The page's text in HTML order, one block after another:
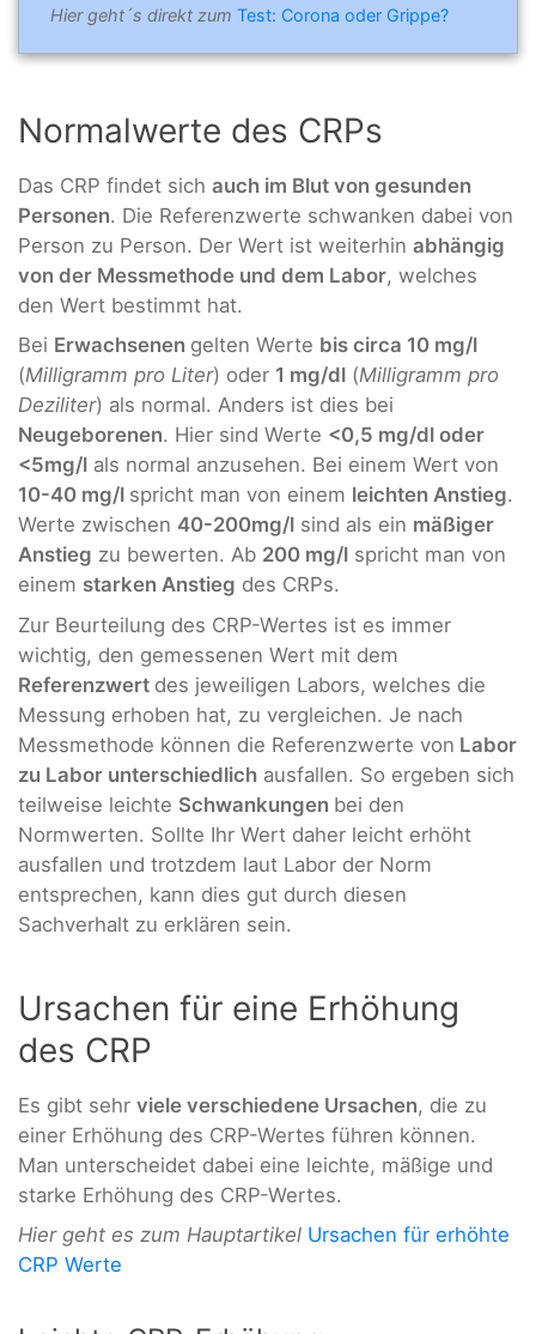
Hier geht´s direkt zum Test: Corona oder Grippe?
Normalwerte des CRPs
Das CRP findet sich auch im Blut von gesunden
Personen. Die Referenzwerte schwanken dabei von
Person zu Person. Der Wert ist weiterhin abhängig
von der Messmethode und dem Labor, welches
den Wert bestimmt hat.
Bei Erwachsenen gelten Werte bis circa 10 mg/l
(Milligramm pro Liter) oder 1 mg/dl (Milligramm pro
Deziliter) als normal. Anders ist dies bei
Neugeborenen. Hier sind Werte <0,5 mg/dl oder
<5mg/l als normal anzusehen. Bei einem Wert von
10-40 mg/l spricht man von einem leichten Anstieg.
Werte zwischen 40-200mg/l sind als ein mäßiger
Anstieg zu bewerten. Ab 200 mg/l spricht man von
einem starken Anstieg des CRPs.
Zur Beurteilung des CRP-Wertes ist es immer
wichtig, den gemessenen Wert mit dem
Referenzwert des jeweiligen Labors, welches die
Messung erhoben hat, zu vergleichen. Je nach
Messmethode können die Referenzwerte von Labor
zu Labor unterschiedlich ausfallen. So ergeben sich
teilweise leichte Schwankungen bei den
Normwerten. Sollte Ihr Wert daher leicht erhöht
ausfallen und trotzdem laut Labor der Norm
entsprechen, kann dies gut durch diesen
Sachverhalt zu erklären sein.
Ursachen für eine Erhöhung
des CRP
Es gibt sehr viele verschiedene Ursachen, die zu
einer Erhöhung des CRP-Wertes führen können.
Man unterscheidet dabei eine leichte, mäßige und
starke Erhöhung des CRP-Wertes.
Hier geht es zum Hauptartikel Ursachen für erhöhte
CRP Werte